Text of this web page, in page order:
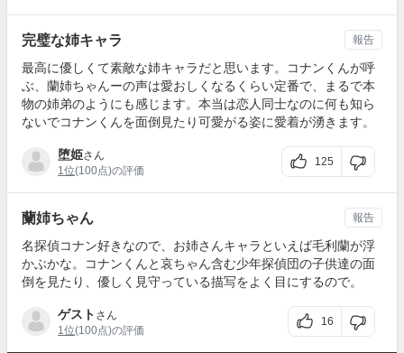
完璧な姉キャラ
最高に優しくて素敵な姉キャラだと思います。コナンくんが呼
ぶ、蘭姉ちゃんーの声は愛おしくなるくらい定番で、まるで本
物の姉弟のようにも感じます。本当は恋人同士なのに何も知ら
ないでコナンくんを面倒見たり可愛がる姿に愛着が湧きます。
堕姫さん
1位(100点)の評価
125
報告
蘭姉ちゃん
名探偵コナン好きなので、お姉さんキャラといえば毛利蘭が浮
かぶかな。コナンくんと哀ちゃん含む少年探偵団の子供達の面
倒を見たり、優しく見守っている描写をよく目にするので。
ゲスト さん
1位(100点)の評価
16
報告